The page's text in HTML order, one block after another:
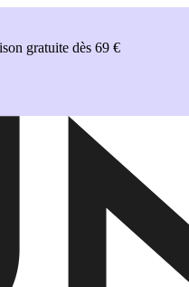
gratuite dès 69 €